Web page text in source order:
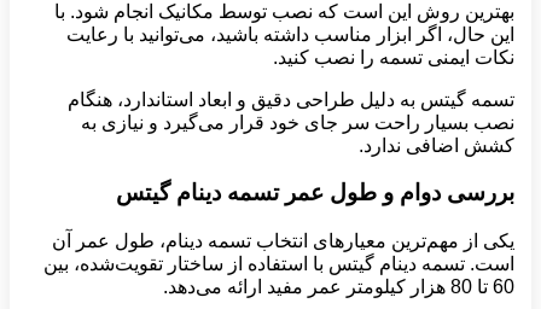
بهترین روش این است که نصب توسط مکانیک انجام شود. با
این حال، اگر ابزار مناسب داشته باشید، می‌توانید با رعایت
نکات ایمنی تسمه را نصب کنید.
تسمه گیتس به دلیل طراحی دقیق و ابعاد استاندارد، هنگام
نصب بسیار راحت سر جای خود قرار می‌گیرد و نیازی به
کشش اضافی ندارد.
بررسی دوام و طول عمر تسمه دینام گیتس
یکی از مهم‌ترین معیارهای انتخاب تسمه دینام، طول عمر آن
است. تسمه دینام گیتس با استفاده از ساختار تقویت‌شده، بین
60 تا 80 هزار کیلومتر عمر مفید ارائه می‌دهد.